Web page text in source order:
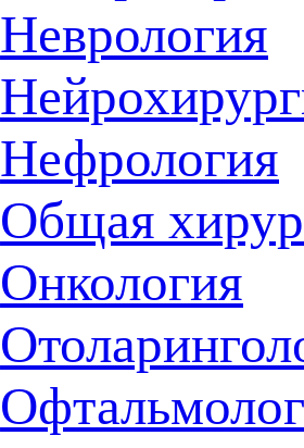
Неврология
Нефрология
Общая
Онкология